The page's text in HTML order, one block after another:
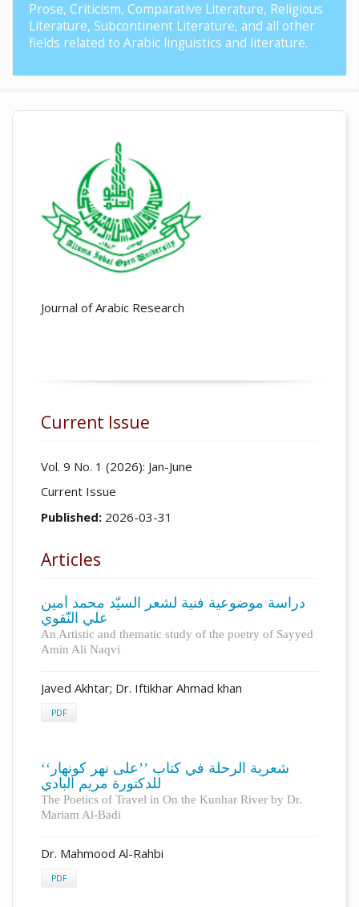
Prose, Criticism, Comparative Literature, Religious
Literature, Subcontinent Literature, and all other
fields related to Arabic linguistics and literature.
Journal of Arabic Research
Current Issue
Vol. 9 No. 1 (2026): Jan-June
Current Issue
Published: 2026-03-31
Articles
دراسة موضوعية فنية لشعر السيّد محمد أمين
علي النّقوي
An Artistic and thematic study of the poetry of Sayyed
Amin Ali Naqvi
Javed Akhtar; Dr. Iftikhar Ahmad khan
PDF
شعرية الرحلة في كتاب ’’على نهر كونهار‘‘
للدكتورة مريم البادي
The Poetics of Travel in On the Kunhar River by Dr.
Mariam Al-Badi
Dr. Mahmood Al-Rahbi
PDF